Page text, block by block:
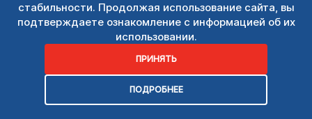
стабильности. Продолжая использование сайта, вы
подтверждаете ознакомление с информацией об их
использовании.
ПРИНЯТЬ
ПОДРОБНЕЕ